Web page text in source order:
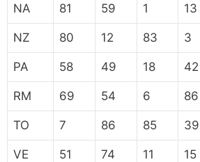
NA 81 59 1 13
NZ 80 12 83 3
PA 58 49 18 42
RM 69 54 6 86
TO 7 86 85 39
VE 51 74 11 15